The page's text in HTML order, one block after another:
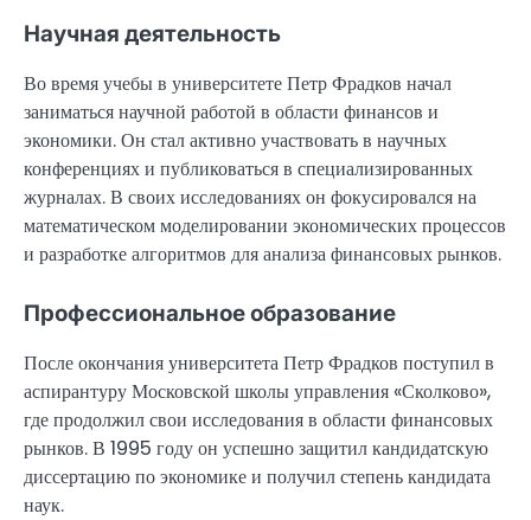
Научная деятельность
Во время учебы в университете Петр Фрадков начал
заниматься научной работой в области финансов и
экономики. Он стал активно участвовать в научных
конференциях и публиковаться в специализированных
журналах. В своих исследованиях он фокусировался на
математическом моделировании экономических процессов
и разработке алгоритмов для анализа финансовых рынков.
Профессиональное образование
После окончания университета Петр Фрадков поступил в
аспирантуру Московской школы управления «Сколково»,
где продолжил свои исследования в области финансовых
рынков. В 1995 году он успешно защитил кандидатскую
диссертацию по экономике и получил степень кандидата
наук.